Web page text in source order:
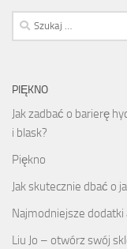
Szukaj:
PIĘKNO
Jak zadbać o barierę
i blask?
Piękno
Jak skutecznie dbać o
Najmodniejsze
Liu Jo – otwórz swój